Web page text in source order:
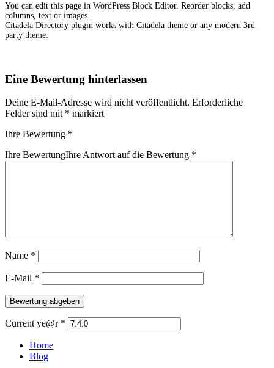
You can edit this page in WordPress Block Editor. Reorder blocks, add
columns, text or images.
Citadela Directory plugin works with Citadela theme or any modern 3rd
party theme.
Eine Bewertung hinterlassen
Deine E-Mail-Adresse wird nicht veröffentlicht. Erforderliche
Felder sind mit * markiert
Ihre Bewertung *
Ihre BewertungIhre Antwort auf die Bewertung *
Name *
E-Mail *
Current ye@r *
Home
Blog